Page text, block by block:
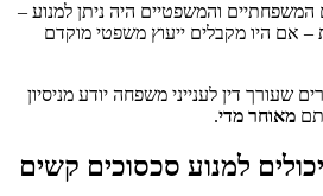
המשפחתיים והמשפטיים היה ניתן למנוע –
אם היו מקבלים ייעוץ משפטי מוקדם
דין לענייני משפחה יודע מניסיון
מאוחר מדי.
למנוע סכסוכים קשים